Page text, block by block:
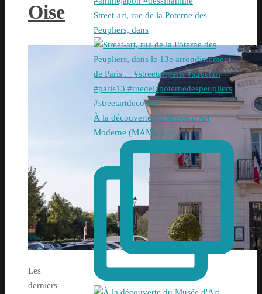
Oise
Les
derniers
Street-art, rue de la Poterne des
Peupliers, dans
À la découverte du Musée d'Art
Moderne (MAM), à pr